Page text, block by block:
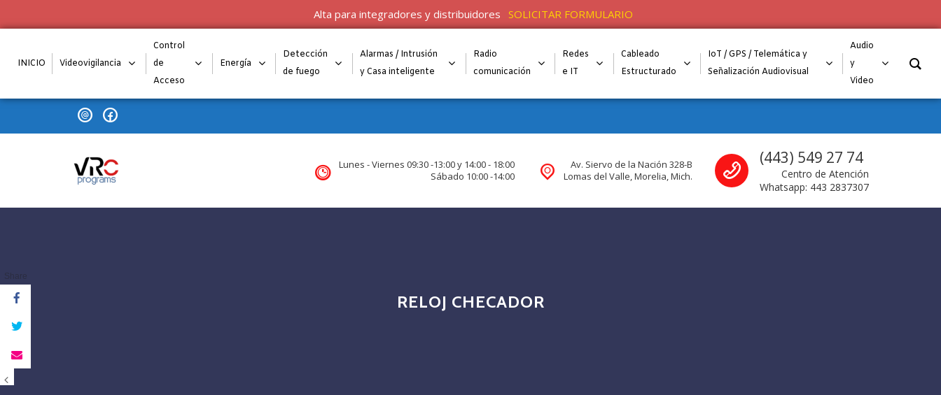
INICIO Videovigilancia
Control
de
Acceso
Energía
Detección
de fuego
Alarmas / Intrusión
y Casa inteligente
Radio
comunicación
Redes
e IT
Cableado
Estructurado
IoT / GPS / Telemática y
Señalización Audiovisual
Audio
y
Video
Skip to navigation
Skip to content
VRC programs
Call us
(443) 549 27 74
Centro de Atención
Whatsapp: 443 2837307
Av. Siervo de la Nación 328-B
Lomas del Valle, Morelia, Mich.
Lunes - Viernes 09:30 -13:00 y 14:00 - 18:00
Sábado 10:00 -14:00
RELOJ CHECADOR
Share
Alta para integradores y distribuidores SOLICITAR FORMULARIO